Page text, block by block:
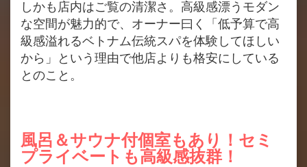
しかも店内はご覧の清潔さ。高級感漂うモダン
な空間が魅力的で、オーナー曰く「低予算で高
級感溢れるベトナム伝統スパを体験してほしい
から」という理由で他店よりも格安にしている
とのこと。
風呂＆サウナ付個室もあり！セミ
プライベートも高級感抜群！